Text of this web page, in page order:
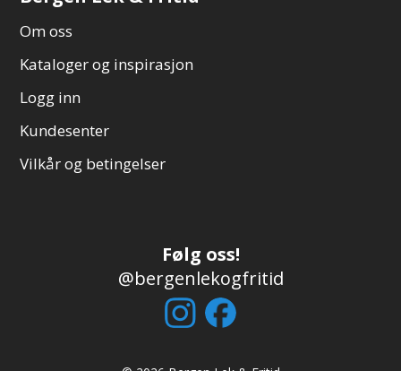
Om oss
Kataloger og inspirasjon
Logg inn
Kundesenter
Vilkår og betingelser
Følg oss!
@bergenlekogfritid